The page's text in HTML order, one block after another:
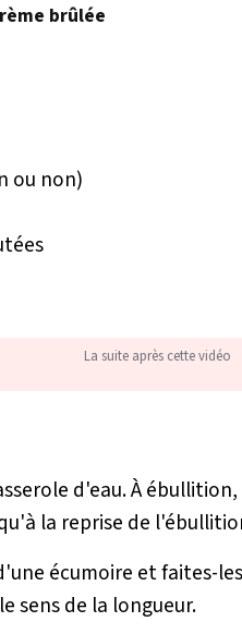
brûlée
ou non)
La suite après cette vidéo
d'eau. À
la reprise de
écumoire et faites-
sens de la longueur.